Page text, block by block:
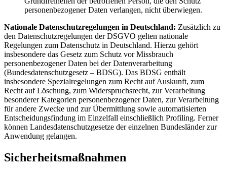
personenbezogener Daten verlangen, nicht überwiegen.
Nationale Datenschutzregelungen in Deutschland: Zusätzlich zu
den Datenschutzregelungen der DSGVO gelten nationale
Regelungen zum Datenschutz in Deutschland. Hierzu gehört
insbesondere das Gesetz zum Schutz vor Missbrauch
personenbezogener Daten bei der Datenverarbeitung
(Bundesdatenschutzgesetz – BDSG). Das BDSG enthält
insbesondere Spezialregelungen zum Recht auf Auskunft, zum
Recht auf Löschung, zum Widerspruchsrecht, zur Verarbeitung
besonderer Kategorien personenbezogener Daten, zur Verarbeitung
für andere Zwecke und zur Übermittlung sowie automatisierten
Entscheidungsfindung im Einzelfall einschließlich Profiling. Ferner
können Landesdatenschutzgesetze der einzelnen Bundesländer zur
Anwendung gelangen.
Sicherheitsmaßnahmen